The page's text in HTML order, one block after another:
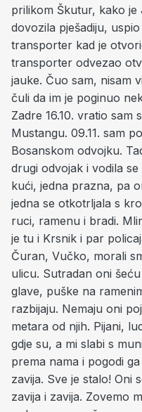
prilikom Škutur, kako
dovozila pješadiju,
transporter kad je
transporter odvezao
jauke. Čuo sam, nisam
čuli da im je poginuo
Zadre 16.10. vratio sam
Mustangu. 09.11. sam
Bosanskom odvojku.
drugi odvojak i vodila
kući, jedna prazna, pa
jedna se otkotrljala s
ruci, ramenu i bradi.
je tu i Krsnik i par
Čuran, Vučko, morali
ulicu. Sutradan oni
glave, puške na
razbijaju. Nemaju oni
metara od njih. Pijani,
gdje su, a mi slabi s
prema nama i pogodi
zavija. Sve je stalo! Oni
zavija i zavija. Zovemo